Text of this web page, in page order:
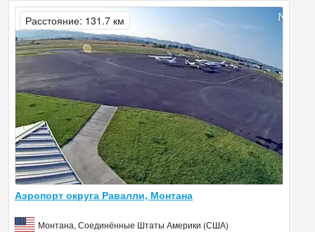
Аэропорт округа Равалли, Монтана
Монтана, Соединённые Штаты Америки (США)
Расстояние: 131.7 км